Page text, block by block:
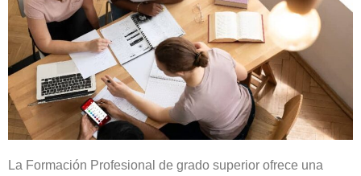
La Formación Profesional de grado superior ofrece una